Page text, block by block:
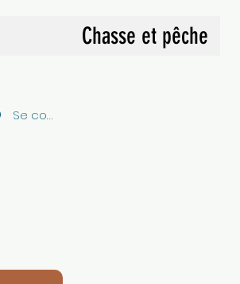
Chasse et pêche
Se connecter